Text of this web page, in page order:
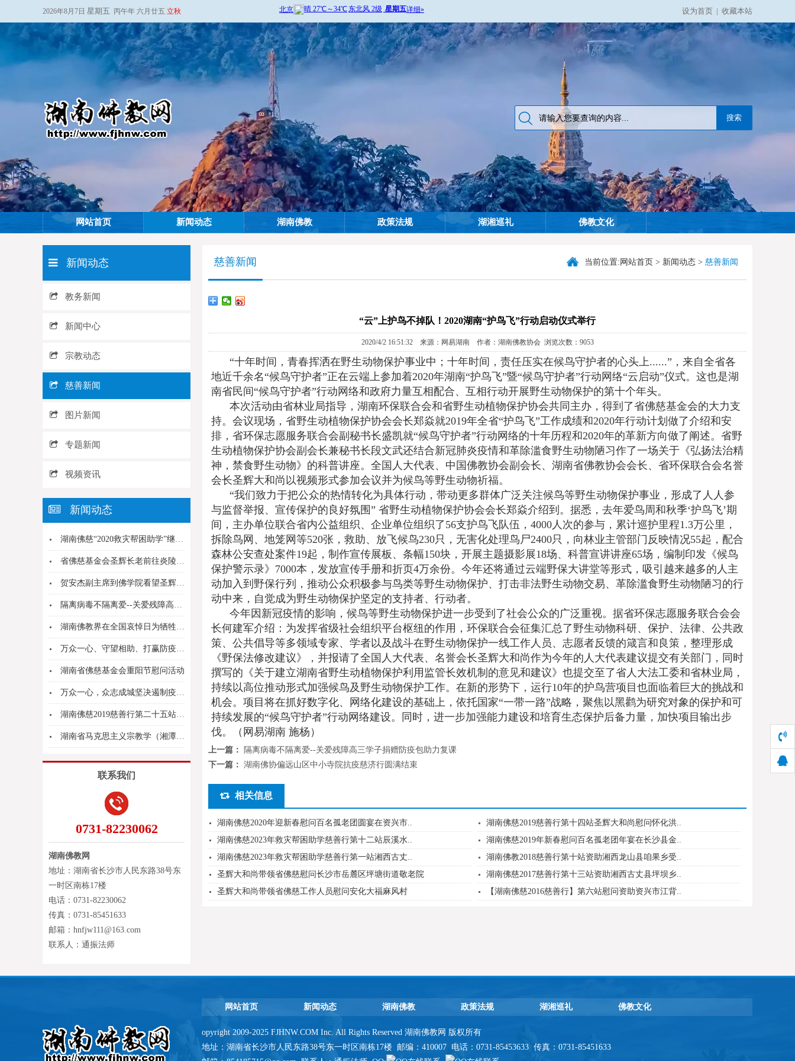
2026年8月7日 星期五 丙午年 六月廿五 立秋 设为首页 | 收藏本站
网站首页 新闻动态 湖南佛教 政策法规 湖湘巡礼 佛教文化
新闻动态
教务新闻
新闻中心
宗教动态
慈善新闻
图片新闻
专题新闻
视频资讯
新闻动态
湖南佛慈“2020救灾帮困助学”继续第十一、十...
省佛慈基金会圣辉长老前往炎陵龙景山麻风病院慰问...
贺安杰副主席到佛学院看望圣辉院长并就“我省宗教...
隔离病毒不隔离爱--关爱残障高三学子捐赠防疫包...
湖南佛教界在全国哀悼日为牺牲的烈士和逝世的同胞...
万众一心、守望相助、打赢防疫战 湖南佛慈基...
湖南省佛慈基金会重阳节慰问活动
万众一心，众志成城坚决遏制疫情蔓延势头---湖...
湖南佛慈2019慈善行第二十五站圣辉大和尚赴华...
湖南省马克思主义宗教学（湘潭大学）研究基地揭牌...
联系我们
0731-82230062
湖南佛教网
地址：湖南省长沙市人民东路38号东
一时区南栋17楼
电话：0731-82230062
传真：0731-85451633
邮箱：hnfjw111@163.com
联系人：通振法师
慈善新闻 当前位置: 网站首页 > 新闻动态 > 慈善新闻
“云”上护鸟不掉队！2020湖南“护鸟飞”行动启动仪式举行
2020/4/2 16:51:32 来源：网易湖南 作者：湖南佛教协会 浏览次数：9053
“十年时间，青春挥洒在野生动物保护事业中；十年时间，责任压实在候鸟守护者的心头上......”，来自全省各
地近千余名“候鸟守护者”正在云端上参加着2020年湖南“护鸟飞”暨“候鸟守护者”行动网络“云启动”仪式。这也是湖
南省民间“候鸟守护者”行动网络和政府力量互相配合、互相行动开展野生动物保护的第十个年头。
本次活动由省林业局指导，湖南环保联合会和省野生动植物保护协会共同主办，得到了省佛慈基金会的大力支
持。会议现场，省野生动植物保护协会会长郑焱就2019年全省“护鸟飞”工作成绩和2020年行动计划做了介绍和安
排，省环保志愿服务联合会副秘书长盛凯就“候鸟守护者”行动网络的十年历程和2020年的革新方向做了阐述。省野
生动植物保护协会副会长兼秘书长段文武还结合新冠肺炎疫情和革除滥食野生动物陋习作了一场关于《弘扬法治精
神，禁食野生动物》的科普讲座。全国人大代表、中国佛教协会副会长、湖南省佛教协会会长、省环保联合会名誉
会长圣辉大和尚以视频形式参加会议并为候鸟等野生动物祈福。
“我们致力于把公众的热情转化为具体行动，带动更多群体广泛关注候鸟等野生动物保护事业，形成了人人参
与监督举报、宣传保护的良好氛围” 省野生动植物保护协会会长郑焱介绍到。据悉，去年爱鸟周和秋季‘护鸟飞’期
间，主办单位联合省内公益组织、企业单位组织了56支护鸟飞队伍，4000人次的参与，累计巡护里程1.3万公里，
拆除鸟网、地笼网等520张，救助、放飞候鸟230只，无害化处理鸟尸2400只，向林业主管部门反映情况55起，配合
森林公安查处案件19起，制作宣传展板、条幅150块，开展主题摄影展18场、科普宣讲讲座65场，编制印发《候鸟
保护警示录》7000本，发放宣传手册和折页4万余份。今年还将通过云端野保大讲堂等形式，吸引越来越多的人主
动加入到野保行列，推动公众积极参与鸟类等野生动物保护、打击非法野生动物交易、革除滥食野生动物陋习的行
动中来，自觉成为野生动物保护坚定的支持者、行动者。
今年因新冠疫情的影响，候鸟等野生动物保护进一步受到了社会公众的广泛重视。据省环保志愿服务联合会会
长何建军介绍：为发挥省级社会组织平台枢纽的作用，环保联合会征集汇总了野生动物科研、保护、法律、公共政
策、公共倡导等多领域专家、学者以及战斗在野生动物保护一线工作人员、志愿者反馈的箴言和良策，整理形成
《野保法修改建议》，并报请了全国人大代表、名誉会长圣辉大和尚作为今年的人大代表建议提交有关部门，同时
撰写的《关于建立湖南省野生动植物保护利用监管长效机制的意见和建议》也提交至了省人大法工委和省林业局，
持续以高位推动形式加强候鸟及野生动物保护工作。在新的形势下，运行10年的护鸟营项目也面临着巨大的挑战和
机会。项目将在抓好数字化、网络化建设的基础上，依托国家“一带一路”战略，聚焦以黑鹳为研究对象的保护和可
持续发展的“候鸟守护者”行动网络建设。同时，进一步加强能力建设和培育生态保护后备力量，加快项目输出步
伐。（网易湖南 施杨）
上一篇：
隔离病毒不隔离爱--关爱残障高三学子捐赠防疫包助力复课
下一篇： 湖南佛协偏远山区中小寺院抗疫慈济行圆满结束
相关信息
湖南佛慈2020年迎新春慰问百名孤老团圆宴在资兴市..
湖南佛慈2019慈善行第十四站圣辉大和尚慰问怀化洪..
湖南佛慈2023年救灾帮困助学慈善行第十二站辰溪水..
湖南佛慈2019年新春慰问百名孤老团年宴在长沙县金..
湖南佛慈2023年救灾帮困助学慈善行第一站湘西古丈..
湖南佛教2018慈善行第十站资助湘西龙山县咱果乡受..
圣辉大和尚带领省佛慈慰问长沙市岳麓区坪塘街道敬老院
湖南佛慈2017慈善行第十三站资助湘西古丈县坪坝乡..
圣辉大和尚带领省佛慈工作人员慰问安化大福麻风村
【湖南佛慈2016慈善行】第六站慰问资助资兴市江背..
网站首页 新闻动态 湖南佛教 政策法规 湖湘巡礼 佛教文化
opyright 2009-2025 FJHNW.COM Inc. All Rights Reserved 湖南佛教网 版权所有
地址：湖南省长沙市人民东路38号东一时区南栋17楼 邮编：410007 电话：0731-85453633 传真：0731-85451633